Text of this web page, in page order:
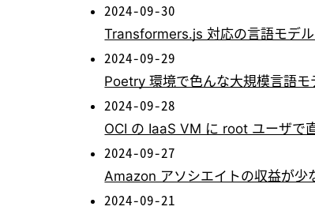
2024-09-30
Transformers.js 対応の言語モデ
2024-09-29
Poetry 環境で色んな大規模言語
2024-09-28
OCI の IaaS VM に root ユーザで
2024-09-27
Amazon アソシエイトの収益が
2024-09-21